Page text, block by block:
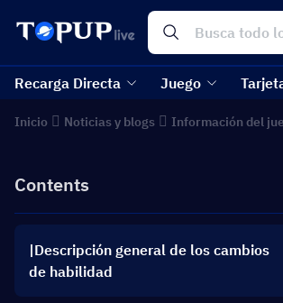
Recarga Directa Juego
Inicio Noticias y blogs Información del
Contents
|Descripción general de los cambios
de habilidad